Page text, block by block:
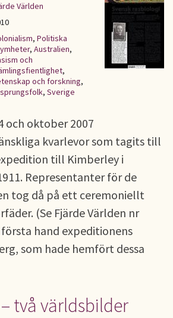
Världen
, Politiska
, Australien,
och
,
och forskning,
, Sverige
och oktober 2007
kvarlevor som tagits till
till Kimberley i
Representanter för de
tog då på ett ceremoniellt
(Se Fjärde Världen nr
första hand expeditionens
som hade hemfört dessa
två världsbilder